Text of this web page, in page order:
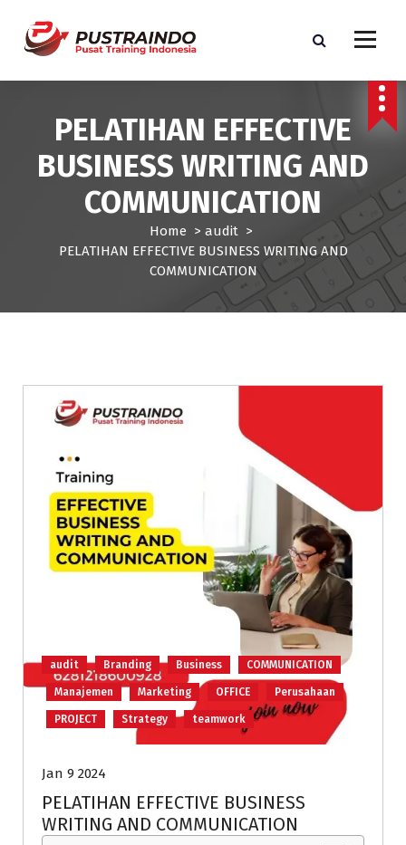
PELATIHAN EFFECTIVE
BUSINESS WRITING AND
COMMUNICATION
Home > audit >
PELATIHAN EFFECTIVE BUSINESS WRITING AND
COMMUNICATION
audit Branding Business COMMUNICATION
Manajemen Marketing OFFICE Perusahaan
PROJECT Strategy teamwork
Jan 9 2024
PELATIHAN EFFECTIVE BUSINESS
WRITING AND COMMUNICATION